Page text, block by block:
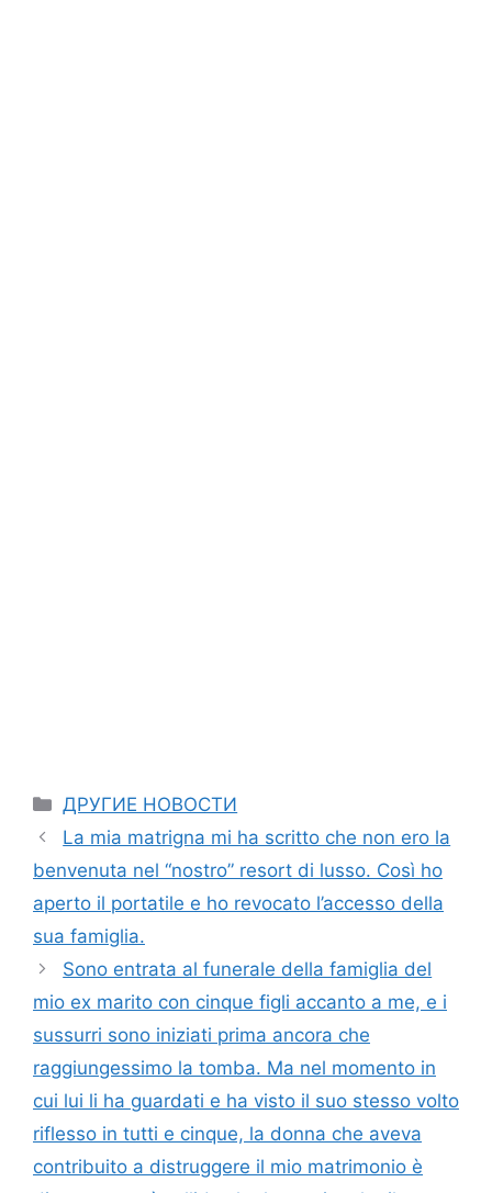
Categories
ДРУГИЕ НОВОСТИ
La mia matrigna mi ha scritto che non ero la
benvenuta nel “nostro” resort di lusso. Così ho
aperto il portatile e ho revocato l’accesso della
sua famiglia.
Sono entrata al funerale della famiglia del
mio ex marito con cinque figli accanto a me, e i
sussurri sono iniziati prima ancora che
raggiungessimo la tomba. Ma nel momento in
cui lui li ha guardati e ha visto il suo stesso volto
riflesso in tutti e cinque, la donna che aveva
contribuito a distruggere il mio matrimonio è